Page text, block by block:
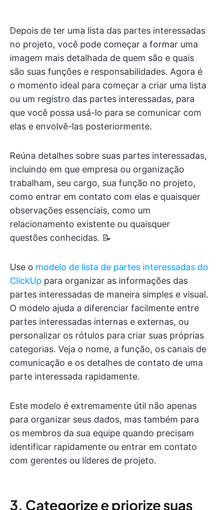
Depois de ter uma lista das partes interessadas
no projeto, você pode começar a formar uma
imagem mais detalhada de quem são e quais
são suas funções e responsabilidades. Agora é
o momento ideal para começar a criar uma lista
ou um registro das partes interessadas, para
que você possa usá-lo para se comunicar com
elas e envolvê-las posteriormente.
Reúna detalhes sobre suas partes interessadas,
incluindo em que empresa ou organização
trabalham, seu cargo, sua função no projeto,
como entrar em contato com elas e quaisquer
observações essenciais, como um
relacionamento existente ou quaisquer
questões conhecidas. 📝
Use o modelo de lista de partes interessadas do
ClickUp para organizar as informações das
partes interessadas de maneira simples e visual.
O modelo ajuda a diferenciar facilmente entre
partes interessadas internas e externas, ou
personalizar os rótulos para criar suas próprias
categorias. Veja o nome, a função, os canais de
comunicação e os detalhes de contato de uma
parte interessada rapidamente.
Este modelo é extremamente útil não apenas
para organizar seus dados, mas também para
os membros da sua equipe quando precisam
identificar rapidamente ou entrar em contato
com gerentes ou líderes de projeto.
3. Categorize e priorize suas